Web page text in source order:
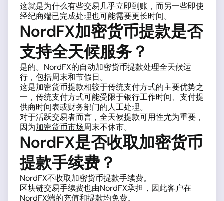
这就是为什么有些交易几乎立即到账，而另一些即使
经纪商端已完成处理也可能需要更长时间。
NordFX加密货币提款是否
支持全天候服务？
是的。NordFX的自动加密货币提款处理全天候运
行，包括周末和节假日。
这是加密货币提款相较于传统支付方式的主要优势之
一，传统支付方式可能受限于银行工作时间、支付提
供商时间表或财务部门的人工处理。
对于活跃交易者而言，全天候提款可用性尤为重要，
因为加密货币市场周末不休市。
NordFX是否收取加密货币
提款手续费？
NordFX不收取加密货币提款手续费。
区块链交易手续费也由NordFX承担，因此客户在
NordFX端的充值和提款均免费。